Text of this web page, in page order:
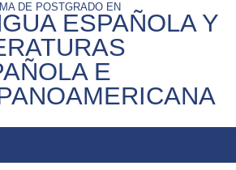
DE POSTGRADO EN
ESPAÑOLA Y
E